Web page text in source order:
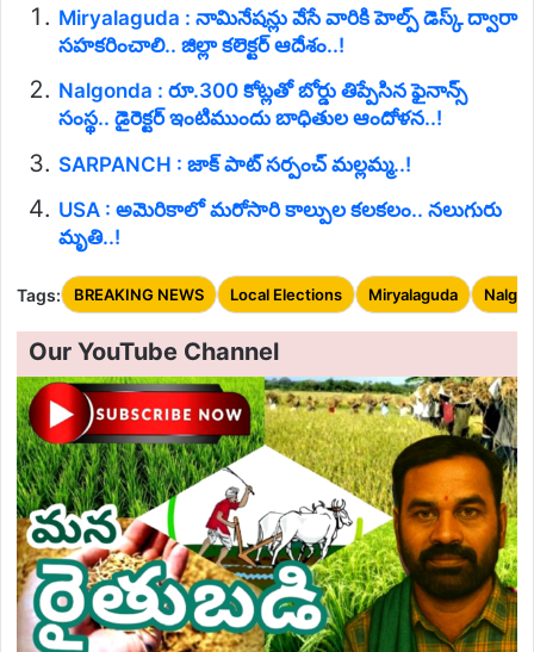
Miryalaguda : నామినేషన్లు వేసే వారికి హెల్ప్ డెస్క్ ద్వారా
సహకరించాలి.. జిల్లా కలెక్టర్ ఆదేశం..!
Nalgonda : రూ.300 కోట్లతో బోర్డు తిప్పేసిన ఫైనాన్స్
సంస్థ.. డైరెక్టర్ ఇంటిముందు బాధితుల ఆందోళన..!
SARPANCH : జాక్ పాట్ సర్పంచ్ మల్లమ్మ..!
USA : అమెరికాలో మరోసారి కాల్పుల కలకలం.. నలుగురు
మృతి..!
Tags: BREAKING NEWS Local Elections Miryalaguda
Our YouTube Channel